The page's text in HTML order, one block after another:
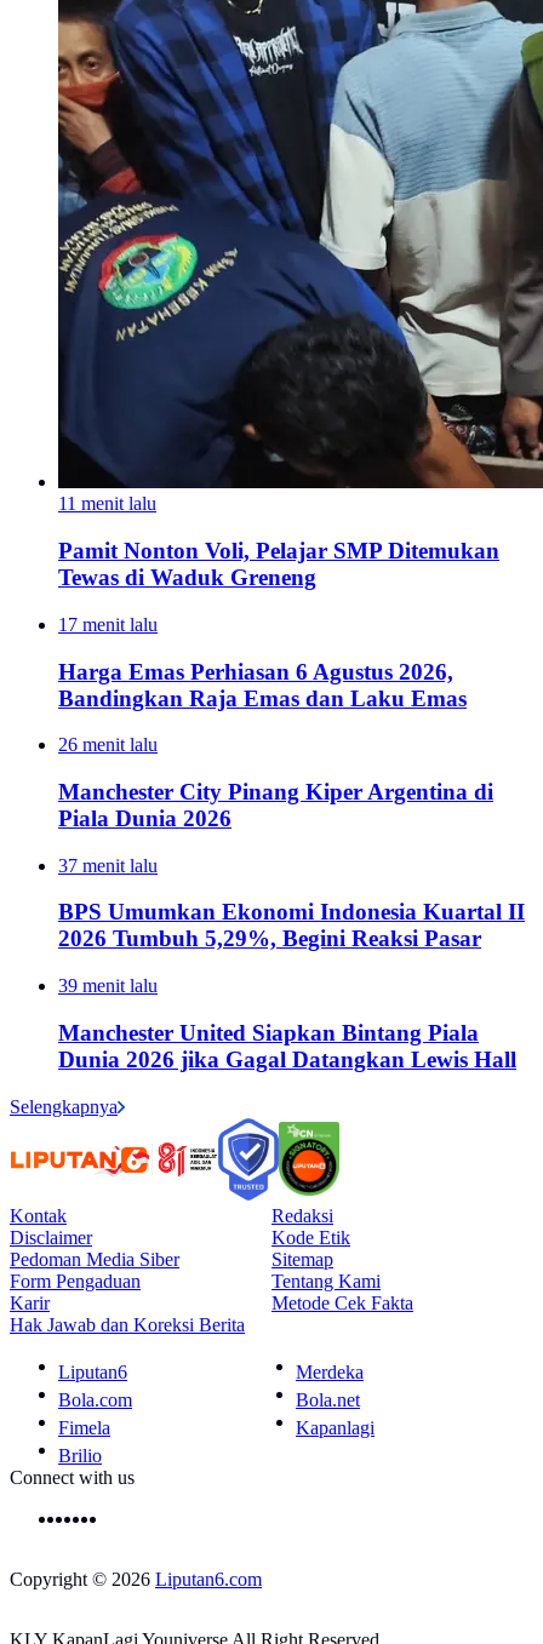
11 menit lalu
Pamit Nonton Voli, Pelajar SMP Ditemukan
Tewas di Waduk Greneng
17 menit lalu
Harga Emas Perhiasan 6 Agustus 2026,
Bandingkan Raja Emas dan Laku Emas
26 menit lalu
Manchester City Pinang Kiper Argentina di
Piala Dunia 2026
37 menit lalu
BPS Umumkan Ekonomi Indonesia Kuartal II
2026 Tumbuh 5,29%, Begini Reaksi Pasar
39 menit lalu
Manchester United Siapkan Bintang Piala
Dunia 2026 jika Gagal Datangkan Lewis Hall
Selengkapnya
Kontak
Redaksi
Disclaimer
Kode Etik
Pedoman Media Siber
Sitemap
Form Pengaduan
Tentang Kami
Karir
Metode Cek Fakta
Hak Jawab dan Koreksi Berita
Liputan6
Merdeka
Bola.com
Bola.net
Fimela
Kapanlagi
Brilio
Connect with us
Copyright © 2026 Liputan6.com
KLY KapanLagi Youniverse All Right Reserved.